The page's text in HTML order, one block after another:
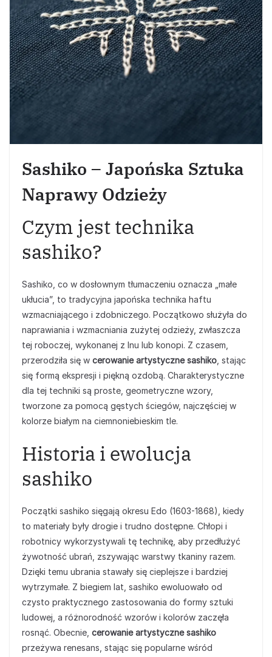
Sashiko – Japońska Sztuka
Naprawy Odzieży
Czym jest technika
sashiko?
Sashiko, co w dosłownym tłumaczeniu oznacza „małe
ukłucia”, to tradycyjna japońska technika haftu
wzmacniającego i zdobniczego. Początkowo służyła do
naprawiania i wzmacniania zużytej odzieży, zwłaszcza
tej roboczej, wykonanej z lnu lub konopi. Z czasem,
przerodziła się w cerowanie artystyczne sashiko , stając
się formą ekspresji i piękną ozdobą. Charakterystyczne
dla tej techniki są proste, geometryczne wzory,
tworzone za pomocą gęstych ściegów, najczęściej w
kolorze białym na ciemnoniebieskim tle.
Historia i ewolucja
sashiko
Początki sashiko sięgają okresu Edo (1603-1868), kiedy
to materiały były drogie i trudno dostępne. Chłopi i
robotnicy wykorzystywali tę technikę, aby przedłużyć
żywotność ubrań, zszywając warstwy tkaniny razem.
Dzięki temu ubrania stawały się cieplejsze i bardziej
wytrzymałe. Z biegiem lat, sashiko ewoluowało od
czysto praktycznego zastosowania do formy sztuki
ludowej, a różnorodność wzorów i kolorów zaczęła
rosnąć. Obecnie, cerowanie artystyczne sashiko
przeżywa renesans, stając się popularne wśród